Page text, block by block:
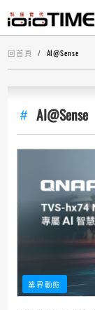
回首頁 AI@Sense
AI@Sense
業界動態